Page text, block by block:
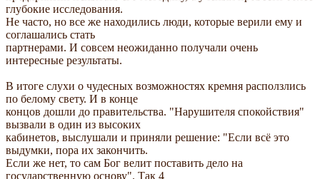
глубокие исследования.
Не часто, но все же находились люди, которые верили ему и
соглашались стать
партнерами. И совсем неожиданно получали очень
интересные результаты.
В итоге слухи о чудесных возможностях кремня расползлись
по белому свету. И в конце
концов дошли до правительства. "Нарушителя спокойствия"
вызвали в один из высоких
кабинетов, выслушали и приняли решение: "Если всё это
выдумки, пора их закончить.
Если же нет, то сам Бог велит поставить дело на
государственную основу". Так 4